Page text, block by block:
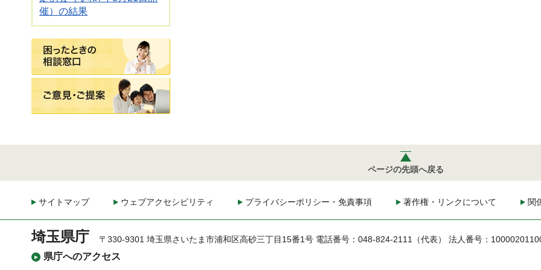
催）の結果
困ったときの相談窓口
ページの先頭へ戻る
サイトマップ ウェブアクセシビリティ プライバシーポリシー・免責事項 著作権・リンクについて 関
埼玉県庁
県庁へのアクセス
〒330-9301 埼玉県さいたま市浦和区高砂三丁目15番1号 電話番号：048-824-2111（代表） 法人番号：